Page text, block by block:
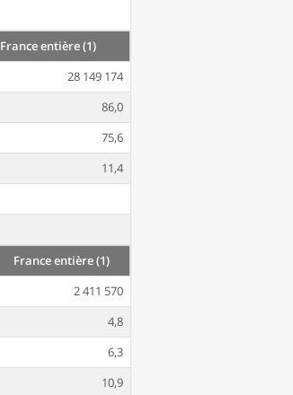
France entière (1)
28 149 174
86,0
75,6
11,4
France entière (1)
2 411 570
4,8
6,3
10,9